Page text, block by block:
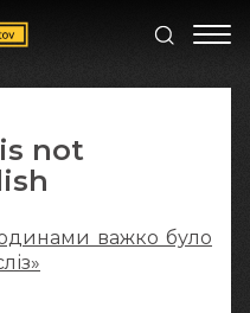
not
важко було